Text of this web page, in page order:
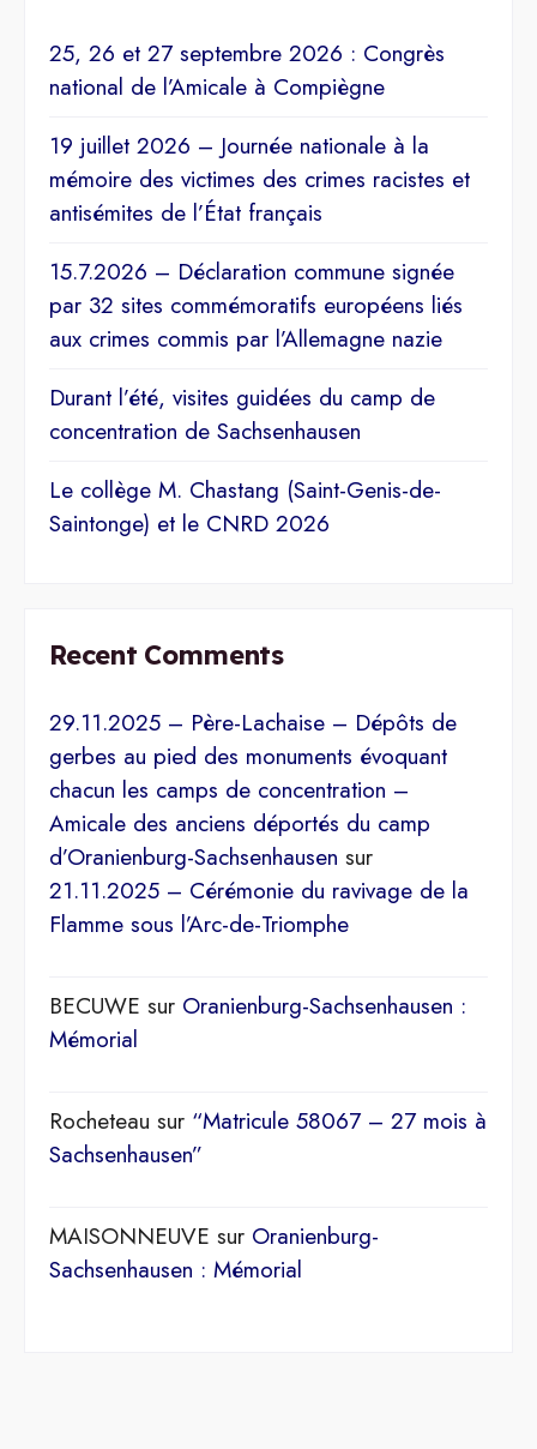
25, 26 et 27 septembre 2026 : Congrès
national de l’Amicale à Compiègne
19 juillet 2026 – Journée nationale à la
mémoire des victimes des crimes racistes et
antisémites de l’État français
15.7.2026 – Déclaration commune signée
par 32 sites commémoratifs européens liés
aux crimes commis par l’Allemagne nazie
Durant l’été, visites guidées du camp de
concentration de Sachsenhausen
Le collège M. Chastang (Saint-Genis-de-
Saintonge) et le CNRD 2026
Recent Comments
29.11.2025 – Père-Lachaise – Dépôts de
gerbes au pied des monuments évoquant
chacun les camps de concentration –
Amicale des anciens déportés du camp
d’Oranienburg-Sachsenhausen sur
21.11.2025 – Cérémonie du ravivage de la
Flamme sous l’Arc-de-Triomphe
BECUWE sur Oranienburg-Sachsenhausen :
Mémorial
Rocheteau sur “Matricule 58067 – 27 mois à
Sachsenhausen”
MAISONNEUVE sur Oranienburg-
Sachsenhausen : Mémorial